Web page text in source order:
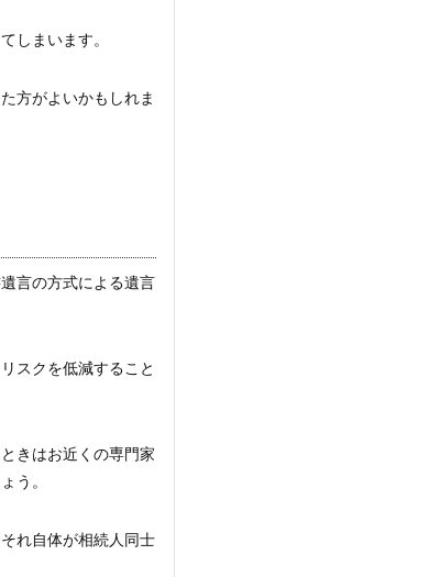
しまいます。
方がよいかもしれま
言の方式による遺言
スクを低減すること
きはお近くの専門家
う。
れ自体が相続人同士